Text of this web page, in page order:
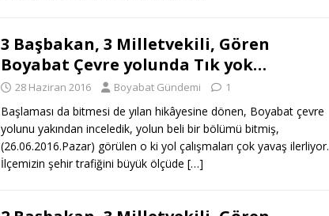
3 Başbakan, 3 Milletvekili, Gören
Boyabat Çevre yolunda Tık yok…
28 Haziran 2016 Boyabat Gündemi 1
Başlaması da bitmesi de yılan hikâyesine dönen, Boyabat çevre
yolunu yakından inceledik, yolun beli bir bölümü bitmiş,
(26.06.2016.Pazar) görülen o ki yol çalışmaları çok yavaş ilerliyor.
İlçemizin şehir trafiğini büyük ölçüde […]